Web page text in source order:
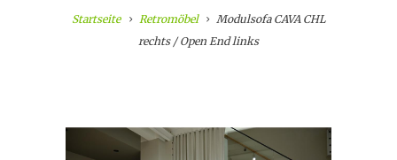
Startseite Retromöbel
Modulsofa CAVA CHL
rechts / Open End links